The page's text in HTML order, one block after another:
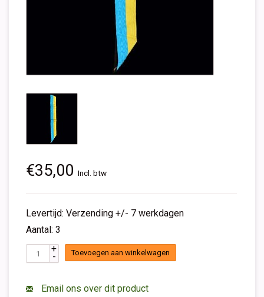
€35,00 Incl. btw
Levertijd: Verzending +/- 7 werkdagen
Aantal: 3
+
- Toevoegen aan winkelwagen
Email ons over dit product